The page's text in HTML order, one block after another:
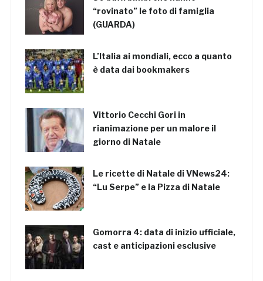
“rovinato” le foto di famiglia
(GUARDA)
L’Italia ai mondiali, ecco a quanto
è data dai bookmakers
Vittorio Cecchi Gori in
rianimazione per un malore il
giorno di Natale
Le ricette di Natale di VNews24:
“Lu Serpe” e la Pizza di Natale
Gomorra 4: data di inizio ufficiale,
cast e anticipazioni esclusive